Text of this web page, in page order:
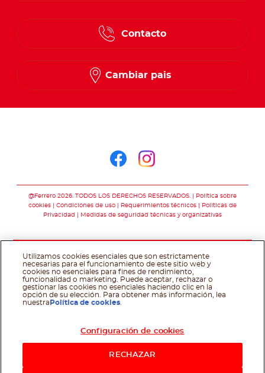
Contacto
Cambiar pais
@Ferrero 2026. TODOS LOS DERECHOS RESERVADOS.
Política sobre
cookies
Condiciones de uso Requerimientos técnicos
Polìticas de
Privacidad
Medidas de seguridad técnicas y organizativas
Utilizamos cookies esenciales que son estrictamente
necesarias para el funcionamiento de este sitio web y
cookies no esenciales para fines de rendimiento,
funcionalidad o marketing. Puede aceptar, rechazar o
gestionar las cookies no esenciales haciendo clic en la
opción de su elección. Para obtener más información, lea
nuestra Política de cookies
Configuración de cookies
RECHAZAR